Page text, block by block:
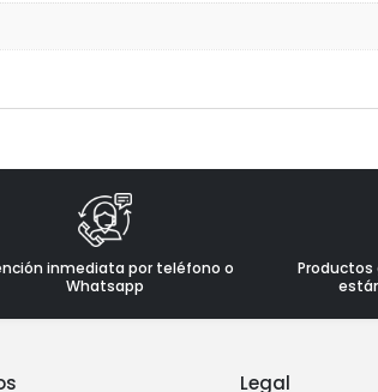
inmediata por teléfono o
Whatsapp
Legal